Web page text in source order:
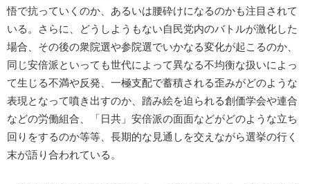
悟で抗っていくのか、あるいは腰砕けになるのかも注目されて
いる。さらに、どうしようもない自民党内のバトルが激化した
場合、その後の衆院選や参院選でいかなる変化が起こるのか、
同じ安倍派といっても世代によって異なる不均衡な扱いによっ
て生じる不満や反発、一極支配で蓄積される歪みがどのような
表現となって噴き出すのか、踏み絵を迫られる創価学会や連合
などの労働組合、「日共」安倍派の面面などがどのような立ち
回りをするのか等等、長期的な見通しを交えながら選挙の行く
末が語り合われている。